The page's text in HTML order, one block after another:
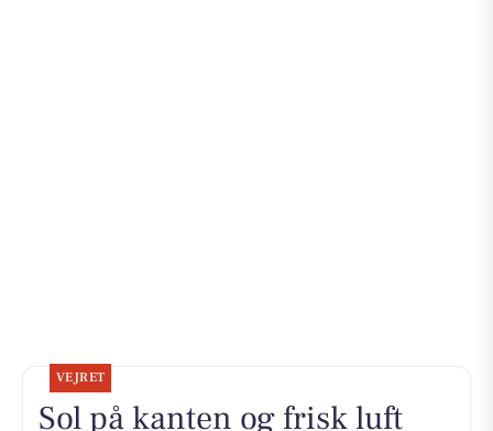
VEJRET
Sol på kanten og frisk luft